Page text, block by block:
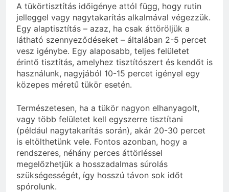
A tükörtisztítás időigénye attól függ, hogy rutin
jelleggel vagy nagytakarítás alkalmával végezzük.
Egy alaptisztítás – azaz, ha csak áttöröljük a
látható szennyeződéseket – általában 2-5 percet
vesz igénybe. Egy alaposabb, teljes felületet
érintő tisztítás, amelyhez tisztítószert és kendőt is
használunk, nagyjából 10-15 percet igényel egy
közepes méretű tükör esetén.
Természetesen, ha a tükör nagyon elhanyagolt,
vagy több felületet kell egyszerre tisztítani
(például nagytakarítás során), akár 20-30 percet
is eltölthetünk vele. Fontos azonban, hogy a
rendszeres, néhány perces áttörléssel
megelőzhetjük a hosszadalmas súrolás
szükségességét, így hosszú távon sok időt
spórolunk.